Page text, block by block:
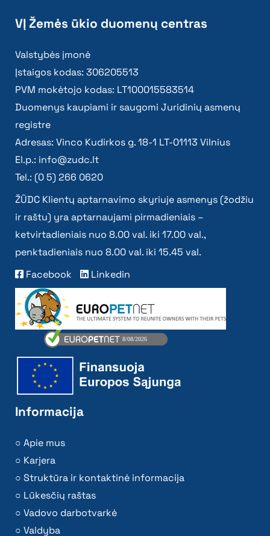
VĮ Žemės ūkio duomenų centras
Valstybės įmonė
Įstaigos kodas: 306205513
PVM mokėtojo kodas: LT100015583514
Duomenys kaupiami ir saugomi Juridinių asmenų
registre
Adresas: Vinco Kudirkos g. 18-1 LT-01113 Vilnius
El.p.: info@zudc.lt
Tel.: (0 5) 266 0620
ŽŪDC Klientų aptarnavimo skyriuje asmenys (žodžiu
ir raštu) yra aptarnaujami pirmadieniais –
ketvirtadieniais nuo 8.00 val. iki 17.00 val.,
penktadieniais nuo 8.00 val. iki 15.45 val.
Facebook
Linkedin
Informacija
Apie mus
Karjera
Struktūra ir kontaktinė informacija
Lūkesčių raštas
Vadovo darbotvarkė
Valdyba